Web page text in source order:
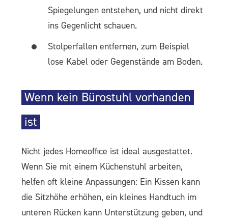
Spiegelungen entstehen, und nicht direkt
ins Gegenlicht schauen.
Stolperfallen entfernen, zum Beispiel
lose Kabel oder Gegenstände am Boden.
Wenn kein Bürostuhl vorhanden
ist
Nicht jedes Homeoffice ist ideal ausgestattet.
Wenn Sie mit einem Küchenstuhl arbeiten,
helfen oft kleine Anpassungen: Ein Kissen kann
die Sitzhöhe erhöhen, ein kleines Handtuch im
unteren Rücken kann Unterstützung geben, und